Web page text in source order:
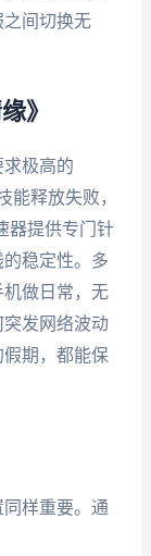
间切换无
》
极高的
能释放失败，
器提供专门针
稳定性。多
做日常，无
发网络波动
期，都能保
样重要。通